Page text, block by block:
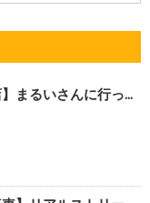
まるいさんに行っ...